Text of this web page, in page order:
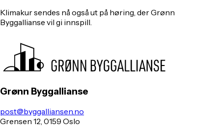
Klimakur sendes nå også ut på høring, der Grønn
Byggallianse vil gi innspill.
Grønn Byggallianse
post@byggalliansen.no
Grensen 12, 0159 Oslo